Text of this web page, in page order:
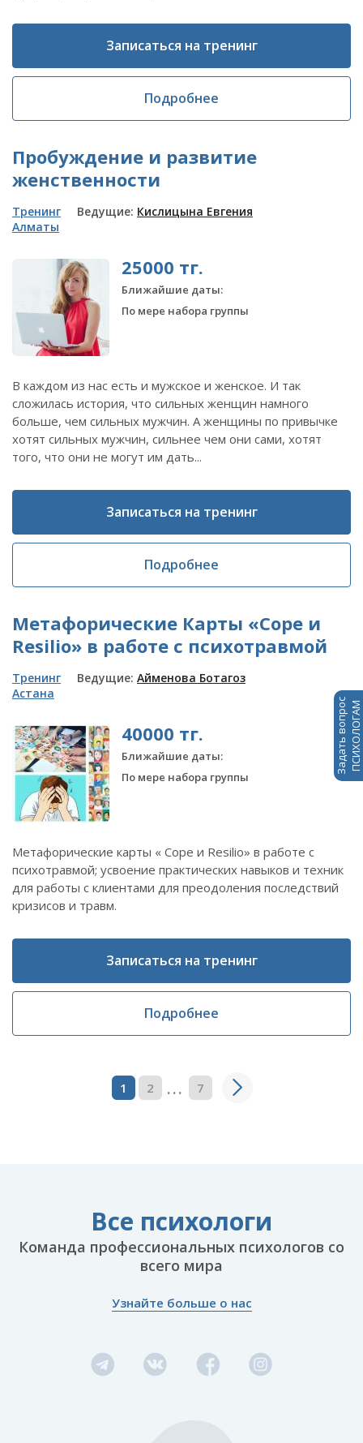
Записаться на тренинг
Подробнее
Пробуждение и развитие
женственности
Тренинг
Алматы
Ведущие: Кислицына Евгения
25000 тг.
Ближайшие даты:
По мере набора группы
В каждом из нас есть и мужское и женское. И так
сложилась история, что сильных женщин намного
больше, чем сильных мужчин. А женщины по привычке
хотят сильных мужчин, сильнее чем они сами, хотят
того, что они не могут им дать...
Записаться на тренинг
Подробнее
Метафорические Карты «Соре и
Resilio» в работе с психотравмой
Тренинг
Астана
Ведущие: Айменова Ботагоз
40000 тг.
Ближайшие даты:
По мере набора группы
Метафорические карты « Соре и Resilio» в работе с
психотравмой; усвоение практических навыков и техник
для работы с клиентами для преодоления последствий
кризисов и травм.
Записаться на тренинг
Подробнее
1 2 ... 7
Все психологи
Команда профессиональных психологов со
всего мира
Узнайте больше о нас
Задать вопросПСИХОЛОГАМ